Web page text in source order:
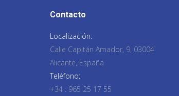
Contacto
Localización:
Calle Capitán Amador, 9, 03004
Alicante, España
Teléfono:
+34 : 965 25 17 55